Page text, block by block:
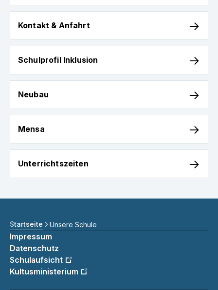
Beratung
MFRS Schulmanager
Hausordnung
Anfahrt
Kontakt & Anfahrt
Inklusion
Schulprofil Inklusion
Neubau
Mensa
Unterrichtszeiten
Startseite Unsere Schule
Impressum
Datenschutz
Schulaufsicht
Kultusministerium